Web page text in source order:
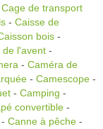
Cage de transport
- Caisse de
bois -
de l'avent -
- Caméra de
- Camescope -
- Camping -
convertible -
- Canne à pêche -